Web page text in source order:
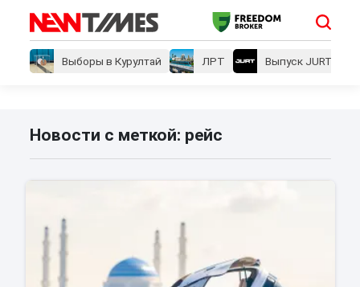
Выборы в Курултай ЛРТ Выпуск JURT
Новости с меткой: рейс